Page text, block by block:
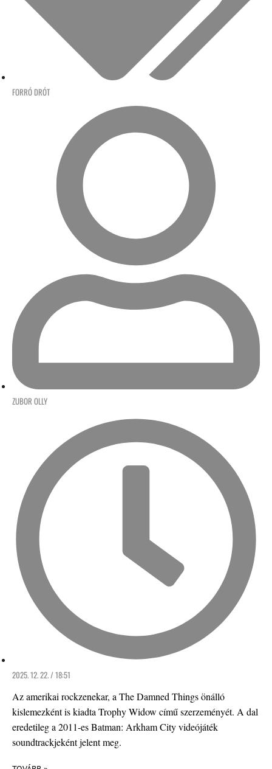
FORRÓ DRÓT
ZUBOR OLLY
2025. 12. 22. / 18:51
Az amerikai rockzenekar, a The Damned Things önálló
kislemezként is kiadta Trophy Widow című szerzeményét. A dal
eredetileg a 2011-es Batman: Arkham City videójáték
soundtrackjeként jelent meg.